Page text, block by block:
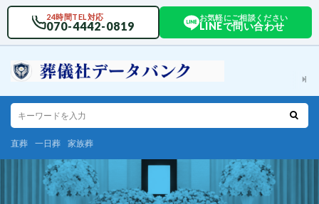
24時間TEL対応
070-4442-0819
お気軽にご相談ください
LINEで問い合わせ
直葬 一日葬 家族葬